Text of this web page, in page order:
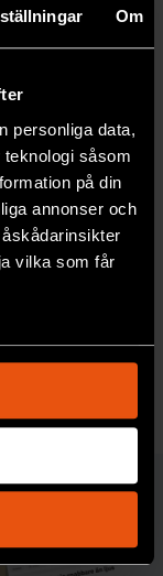
Om
personliga data,
såsom
på din
annonser och
vilka som får
flera meter
skanna den
satt ett nytt